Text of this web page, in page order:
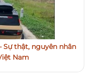
Sự thật, nguyên nhân
Nam